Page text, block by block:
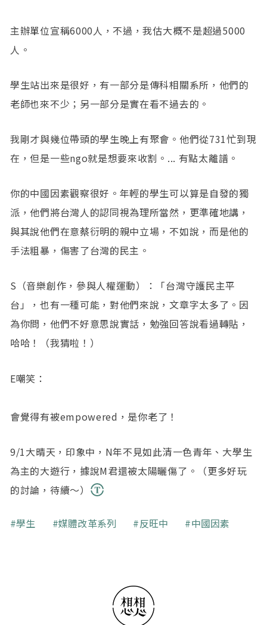
主辦單位宣稱6000人，不過，我估大概不是超過5000
人。
學生站出來是很好，有一部分是傳科相關系所，他們的
老師也來不少；另一部分是實在看不過去的。
我剛才與幾位帶頭的學生晚上有聚會。他們從731忙到現
在，但是一些ngo就是想要來收割。... 有點太離譜。
你的中國因素觀察很好。年輕的學生可以算是自發的獨
派，他們將台灣人的認同視為理所當然，更準確地講，
與其說他們在意蔡衍明的親中立場，不如說，而是他的
手法粗暴，傷害了台灣的民主。
S（音樂創作，參與人權運動）：「台灣守護民主平
台」，也有一種可能，對他們來說，文章字太多了。因
為你問，他們不好意思說實話，勉強回答說看過轉貼，
哈哈！（我猜啦！）
E嘲笑：
會覺得有被empowered，是你老了！
9/1大晴天，印象中，N年不見如此清一色青年、大學生
為主的大遊行，據說M君還被太陽曬傷了。（更多好玩
的討論，待續～）
關鍵字
學生 媒體改革系列 反旺中 中國因素